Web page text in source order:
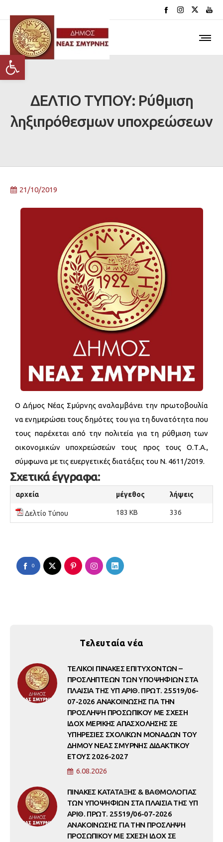
Ανοίξτε τη γραμμή εργαλείων
ΔΕΛΤΙΟ ΤΥΠΟΥ: Ρύθμιση
ληξιπρόθεσμων υποχρεώσεων
21/10/2019
Ο Δήμος Νέας Σμύρνης αναλαμβάνει την πρωτοβουλία
να ενημερώσει τους δημότες του για τη δυνατότητα που
τους παρέχεται από την πολιτεία για τη ρύθμιση των
οικονομικών υποχρεώσεών τους προς τους Ο.Τ.Α.,
σύμφωνα με τις ευεργετικές διατάξεις του Ν. 4611/2019.
Σχετικά έγγραφα:
αρχεία μέγεθος λήψεις
Δελτίο Τύπου 183 KB 336
0
Τελευταία νέα
ΤΕΛΙΚΟΙ ΠΙΝΑΚΕΣ ΕΠΙΤΥΧΟΝΤΩΝ –
ΠΡΟΣΛΗΠΤΕΩΝ ΤΩΝ ΥΠΟΨΗΦΙΩΝ ΣΤΑ
ΠΛΑΙΣΙΑ ΤΗΣ ΥΠ ΑΡΙΘ. ΠΡΩΤ. 25519/06-
07-2026 ΑΝΑΚΟΙΝΩΣΗΣ ΓΙΑ ΤΗΝ
ΠΡΟΣΛΗΨΗ ΠΡΟΣΩΠΙΚΟΥ ΜΕ ΣΧΕΣΗ
ΙΔΟΧ ΜΕΡΙΚΗΣ ΑΠΑΣΧΟΛΗΣΗΣ ΣΕ
ΥΠΗΡΕΣΙΕΣ ΣΧΟΛΙΚΩΝ ΜΟΝΑΔΩΝ ΤΟΥ
ΔΗΜΟΥ ΝΕΑΣ ΣΜΥΡΝΗΣ ΔΙΔΑΚΤΙΚΟΥ
ΕΤΟΥΣ 2026-2027
6.08.2026
ΠΙΝΑΚΕΣ ΚΑΤΑΤΑΞΗΣ & ΒΑΘΜΟΛΟΓΙΑΣ
ΤΩΝ ΥΠΟΨΗΦΙΩΝ ΣΤΑ ΠΛΑΙΣΙΑ ΤΗΣ ΥΠ
ΑΡΙΘ. ΠΡΩΤ. 25519/06-07-2026
ΑΝΑΚΟΙΝΩΣΗΣ ΓΙΑ ΤΗΝ ΠΡΟΣΛΗΨΗ
ΠΡΟΣΩΠΙΚΟΥ ΜΕ ΣΧΕΣΗ ΙΔΟΧ ΣΕ